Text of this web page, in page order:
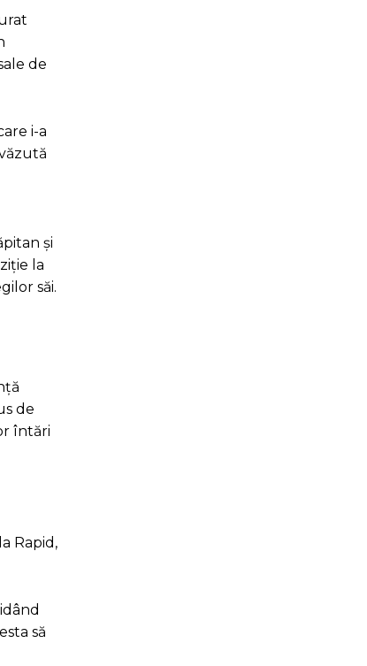
de
i-a
și
la
săi.
de
întări
Rapid,
să